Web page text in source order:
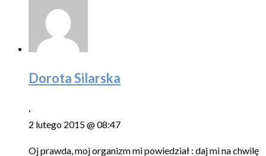
Dorota Silarska
,
2 lutego 2015 @ 08:47
Oj prawda, moj organizm mi powiedział : daj mi na chwilę